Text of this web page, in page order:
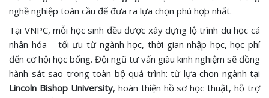
nghề nghiệp toàn cầu để đưa ra lựa chọn phù hợp nhất.
Tại VNPC, mỗi học sinh đều được xây dựng lộ trình du học cá
nhân hóa – tối ưu từ ngành học, thời gian nhập học, học phí
đến cơ hội học bổng. Đội ngũ tư vấn giàu kinh nghiệm sẽ đồng
hành sát sao trong toàn bộ quá trình: từ lựa chọn ngành tại
Lincoln Bishop University, hoàn thiện hồ sơ học thuật, hỗ trợ